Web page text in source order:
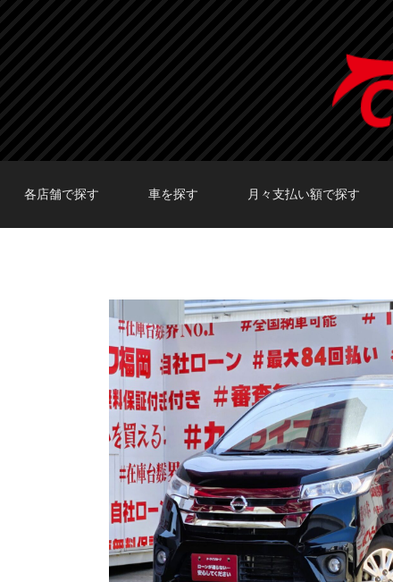
各店舗で探す 車を探す 月々支払い額で探す